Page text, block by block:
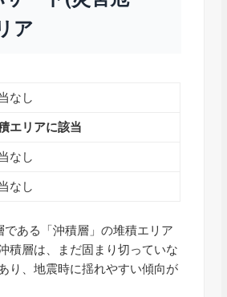
ア
なし
エリアに該当
なし
なし
である「沖積層」の堆積エリア
積層は、まだ固まり切っていな
り、地震時に揺れやすい傾向が